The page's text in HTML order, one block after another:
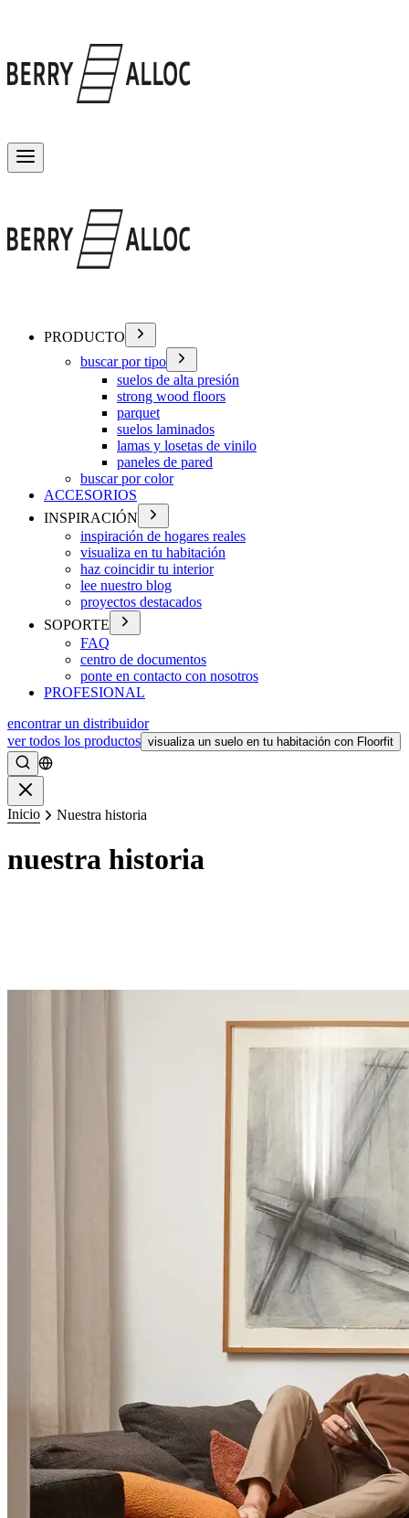
PRODUCTO
buscar por tipo
suelos de alta presión
strong wood floors
parquet
suelos laminados
lamas y losetas de vinilo
paneles de pared
buscar por color
ACCESORIOS
INSPIRACIÓN
inspiración de hogares reales
visualiza en tu habitación
haz coincidir tu interior
lee nuestro blog
proyectos destacados
SOPORTE
FAQ
centro de documentos
ponte en contacto con nosotros
PROFESIONAL
encontrar un distribuidor
ver todos los productos visualiza un suelo en tu habitación con Floorfit
Buscar
Inicio Nuestra historia
nuestra historia